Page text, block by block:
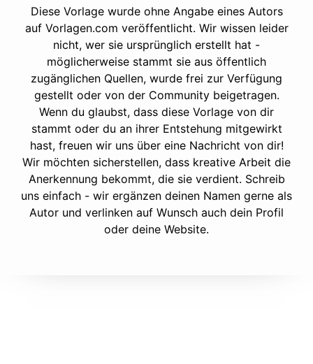
Diese Vorlage wurde ohne Angabe eines Autors
auf Vorlagen.com veröffentlicht. Wir wissen leider
nicht, wer sie ursprünglich erstellt hat -
möglicherweise stammt sie aus öffentlich
zugänglichen Quellen, wurde frei zur Verfügung
gestellt oder von der Community beigetragen.
Wenn du glaubst, dass diese Vorlage von dir
stammt oder du an ihrer Entstehung mitgewirkt
hast, freuen wir uns über eine Nachricht von dir!
Wir möchten sicherstellen, dass kreative Arbeit die
Anerkennung bekommt, die sie verdient. Schreib
uns einfach - wir ergänzen deinen Namen gerne als
Autor und verlinken auf Wunsch auch dein Profil
oder deine Website.